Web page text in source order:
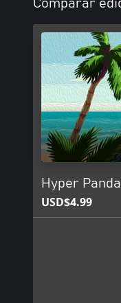
Comparar
Hyper
USD$4.99